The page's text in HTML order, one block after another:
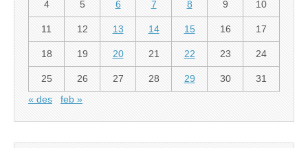
4 5 6 7 8 9 10
11 12 13 14 15 16 17
18 19 20 21 22 23 24
25 26 27 28 29 30
31
« des
feb »